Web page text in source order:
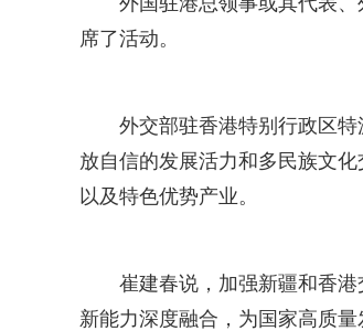
席了活动。
外交部驻香港特别行政区
放自信的发展活力和多民族文
以及特色优势产业。
崔建春说，加强新疆和香
新能力深度融合，为国家高质